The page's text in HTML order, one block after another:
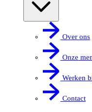
Over ons
Onze
Werken
Contact